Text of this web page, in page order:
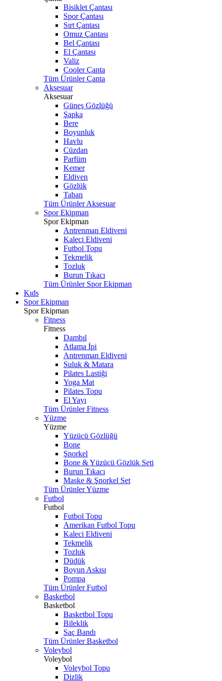
Bisiklet Çantası
Spor Çantası
Sırt Çantası
Omuz Çantası
Bel Çantası
El Çantası
Valiz
Cooler Çanta
Tüm Ürünler Çanta
Aksesuar
Aksesuar
Güneş Gözlüğü
Şapka
Bere
Boyunluk
Havlu
Cüzdan
Parfüm
Kemer
Eldiven
Gözlük
Taban
Tüm Ürünler Aksesuar
Spor Ekipman
Spor Ekipman
Antrenman Eldiveni
Kaleci Eldiveni
Futbol Topu
Tekmelik
Tozluk
Burun Tıkacı
Tüm Ürünler Spor Ekipman
Kıds
Spor Ekipman
Spor Ekipman
Fitness
Fitness
Dambıl
Atlama İpi
Antrenman Eldiveni
Suluk & Matara
Pilates Lastiği
Yoga Mat
Pilates Topu
El Yayı
Tüm Ürünler Fitness
Yüzme
Yüzme
Yüzücü Gözlüğü
Bone
Şnorkel
Bone & Yüzücü Gözlük Seti
Burun Tıkacı
Maske & Şnorkel Set
Tüm Ürünler Yüzme
Futbol
Futbol
Futbol Topu
Amerikan Futbol Topu
Kaleci Eldiveni
Tekmelik
Tozluk
Düdük
Boyun Askısı
Pompa
Tüm Ürünler Futbol
Basketbol
Basketbol
Basketbol Topu
Bileklik
Saç Bandı
Tüm Ürünler Basketbol
Voleybol
Voleybol
Voleybol Topu
Dizlik